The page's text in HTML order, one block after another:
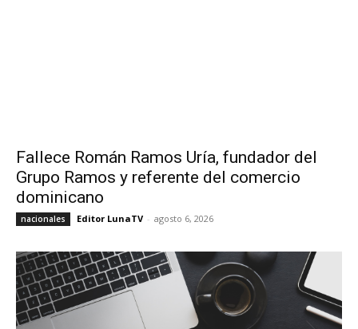
Fallece Román Ramos Uría, fundador del
Grupo Ramos y referente del comercio
dominicano
nacionales Editor LunaTV - agosto 6, 2026